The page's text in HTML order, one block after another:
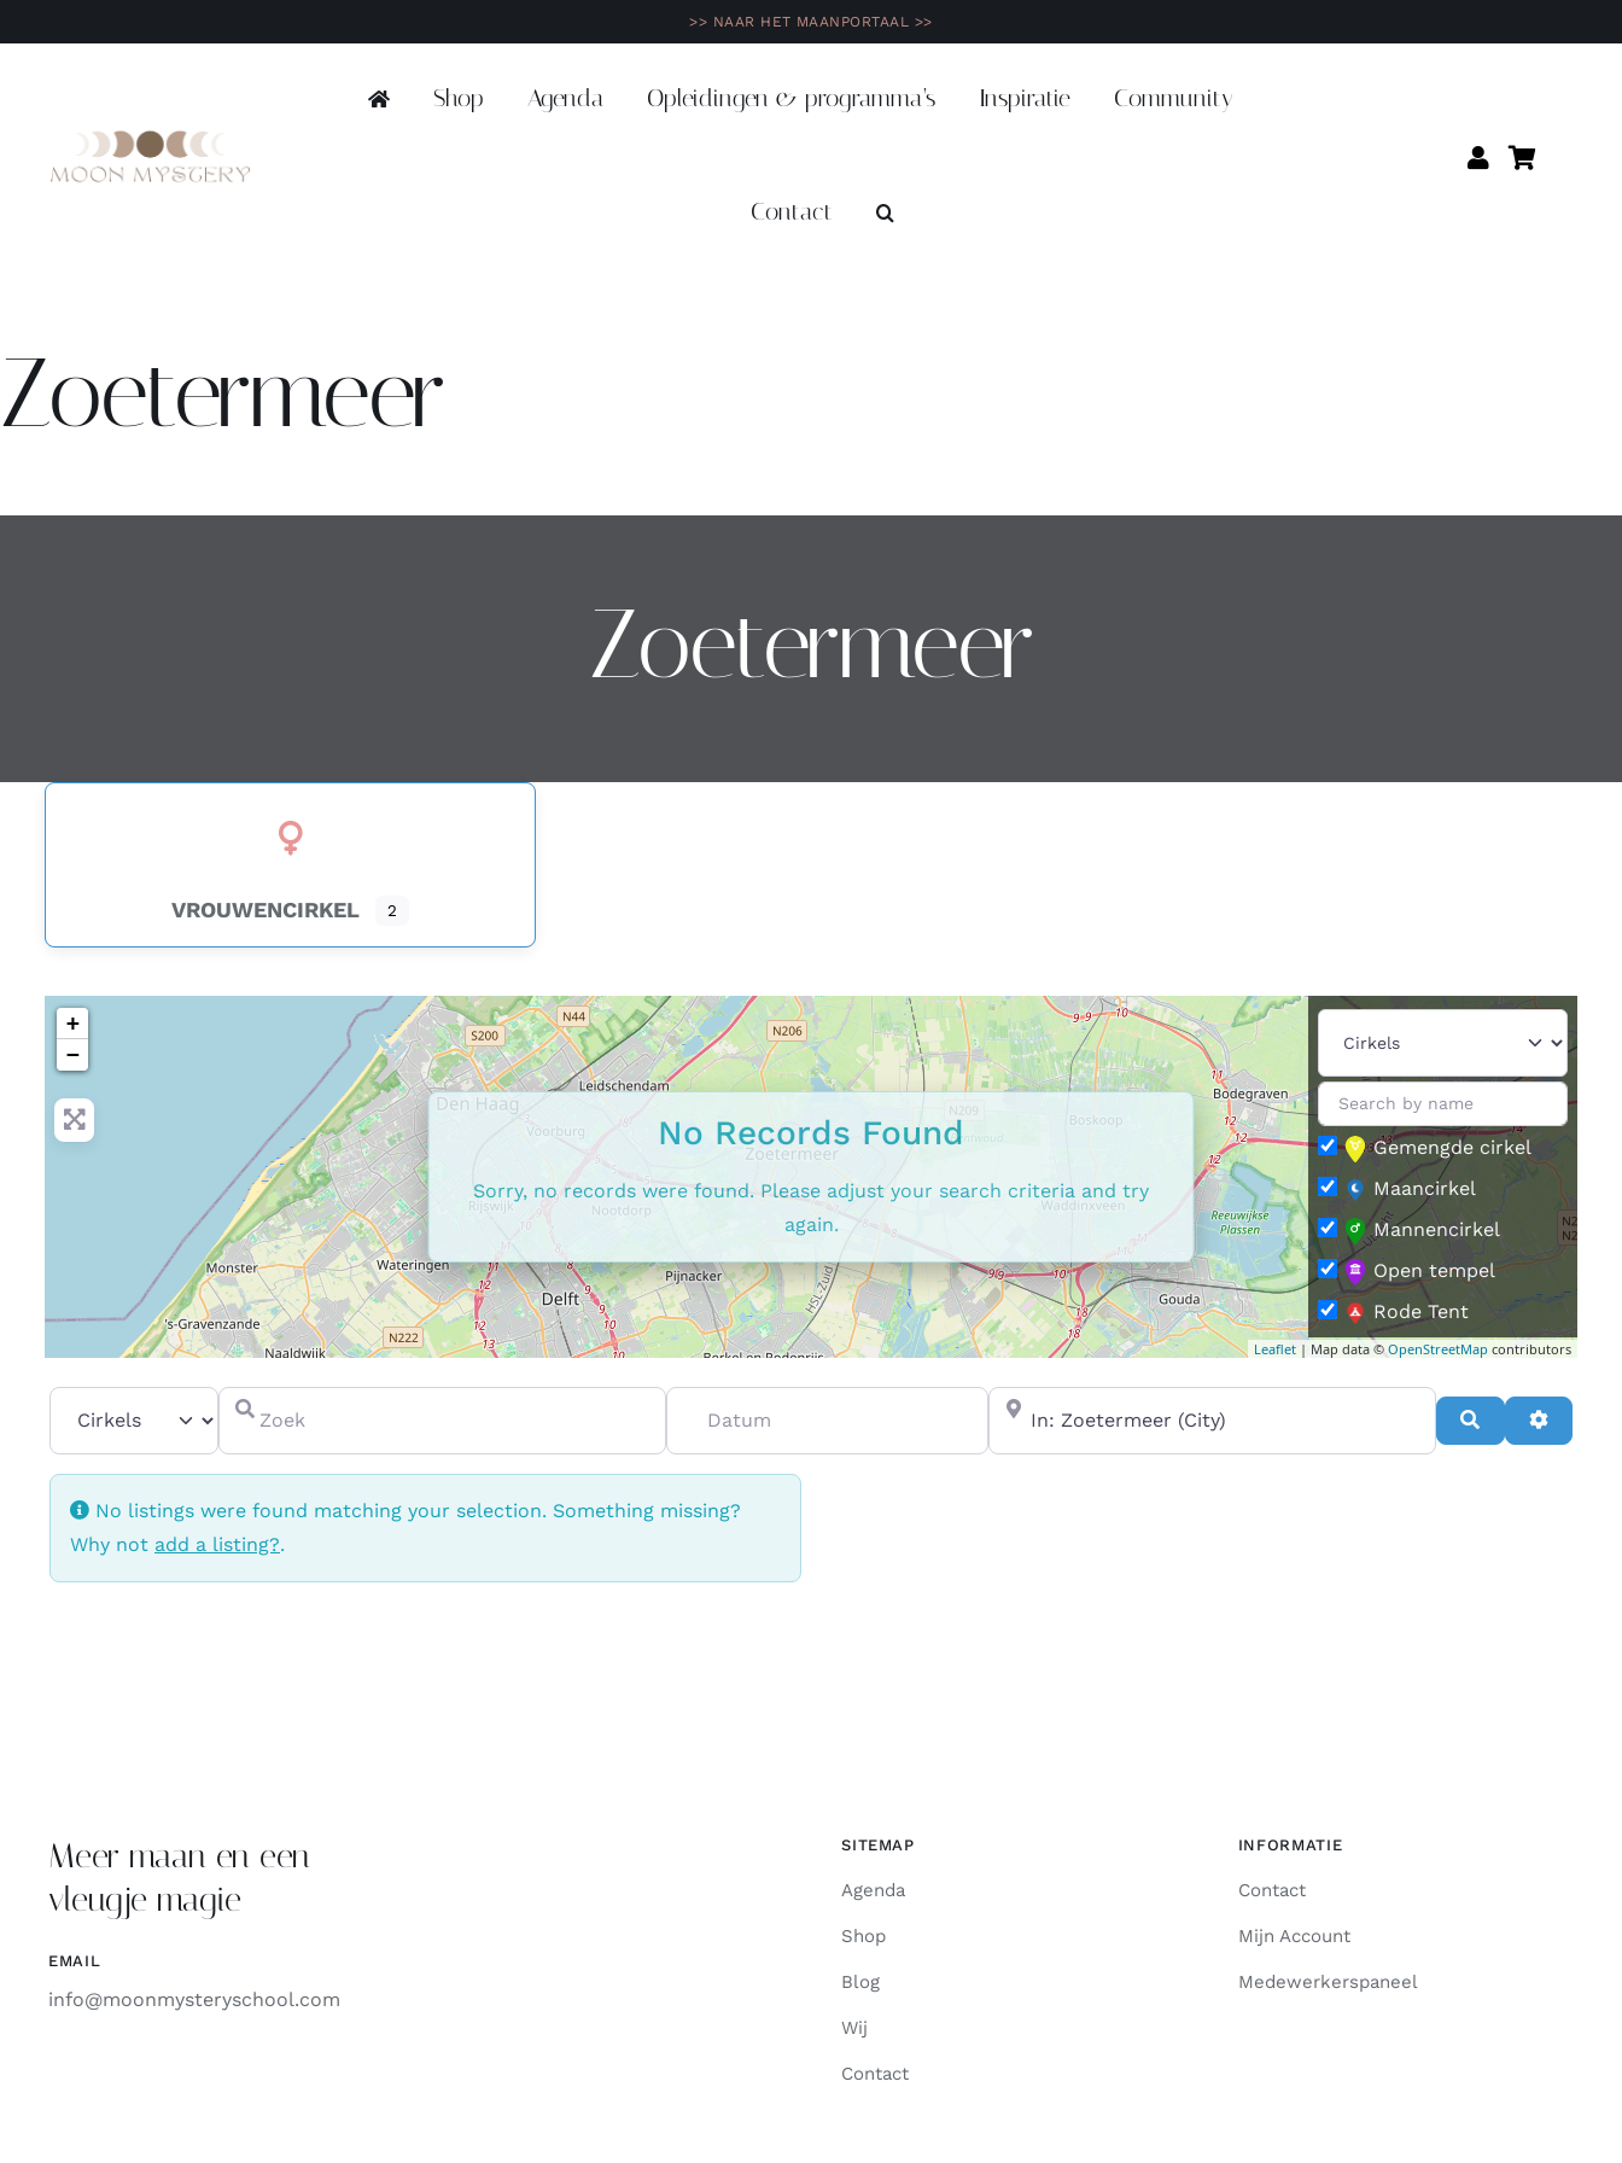
naar
>> NAAR HET MAANPORTAAL >>
Shop Agenda Opleidingen & programma’s Inspiratie Community
Contact
Zoetermeer
Zoetermeer
VROUWENCIRKEL 2
+
−
Leaflet | Map data © OpenStreetMap contributors
No Records Found
Sorry, no records were found. Please adjust your search criteria and try
again.
Gemengde cirkel
Maancirkel
Mannencirkel
Open tempel
Rode Tent
Vrouwencirkel
Zoek In de buurt van
Search
No listings were found matching your selection. Something missing?
Why not add a listing?.
Meer maan en een
vleugje magie
EMAIL
info@moonmysteryschool.com
SITEMAP
Agenda
Shop
Blog
Wij
Contact
INFORMATIE
Contact
Mijn Account
Medewerkerspaneel